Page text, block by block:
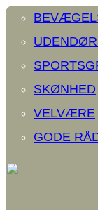
SKØNHED
VELVÆRE
GODE